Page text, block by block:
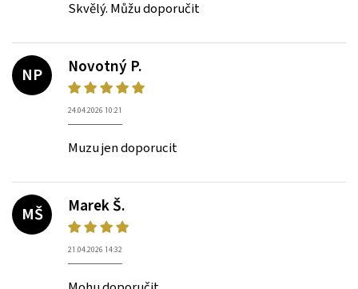
Skvělý. Můžu doporučit
NP
Novotný P.
24.04.2026 10:21
Muzu jen doporucit
MŠ
Marek Š.
21.04.2026 14:32